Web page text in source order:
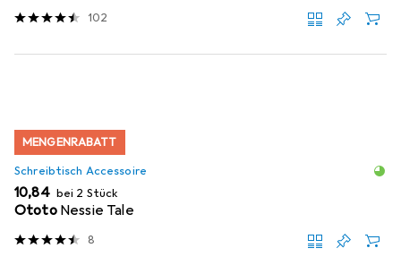
102
MENGENRABATT
Schreibtisch Accessoire
EUR
10,84 bei 2 Stück
Ototo Nessie Tale
8